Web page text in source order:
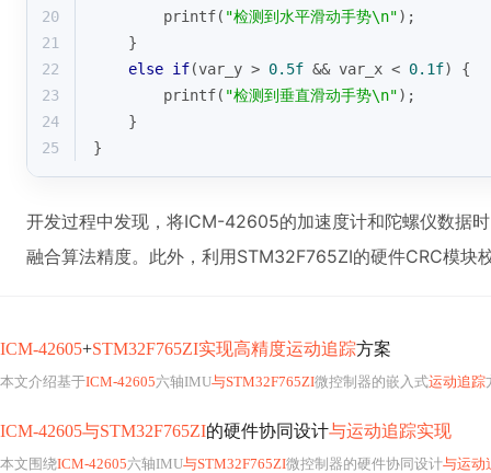
20
printf( "检测到水平滑动手势\n");
21
    }
22
else if(var_y > 0.5f && var_x < 0.1f) {
23
printf( "检测到垂直滑动手势\n");
24
    }
25
}
开发过程中发现，将ICM-42605的加速度计和陀螺仪数据
融合算法精度。此外，利用STM32F765ZI的硬件CRC模块
ICM-42605+STM32F765ZI实现高精度运动追踪方案
本文介绍基于ICM-42605六轴IMU与STM32F765ZI微控制器的嵌入式运动追踪
ICM-42605与STM32F765ZI的硬件协同设计与运动追踪实现
本文围绕ICM-42605六轴IMU与STM32F765ZI微控制器的硬件协同设计与运动